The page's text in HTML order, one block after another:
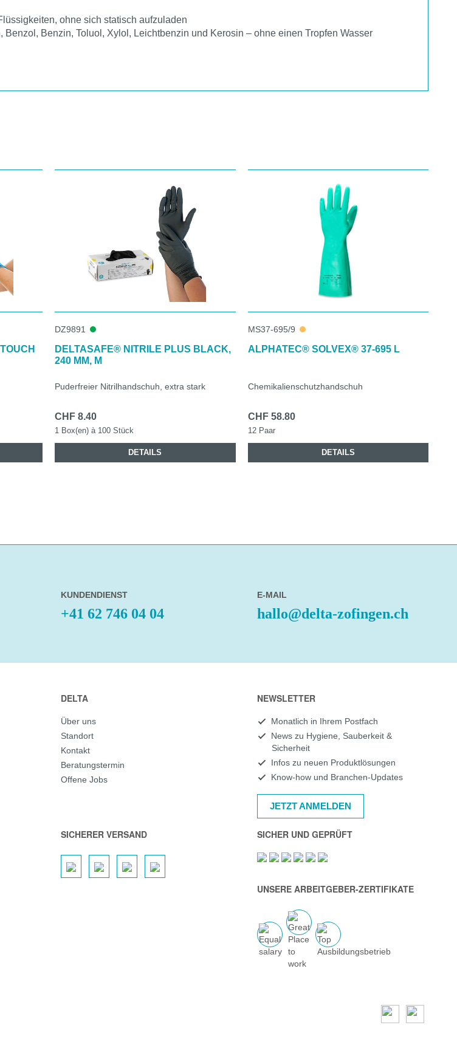
ohne sich statisch aufzuladen
Benzin, Toluol, Xylol, Leichtbenzin und Kerosin – ohne einen Tropfen Wasser
DZ9891
DELTASAFE® NITRILE PLUS BLACK,
240 MM, M
Puderfreier Nitrilhandschuh, extra stark
CHF 8.40
1 Box(en) à 100 Stück
DETAILS
MS37-695/9
ALPHATEC® SOLVEX® 37-695 L
Chemikalienschutzhandschuh
CHF 58.80
12 Paar
DETAILS
KUNDENDIENST
+41 62 746 04 04
E-MAIL
hallo@delta-zofingen.ch
DELTA
Über uns
Standort
Kontakt
Beratungstermin
Offene Jobs
NEWSLETTER
Monatlich in Ihrem Postfach
News zu Hygiene, Sauberkeit &
Sicherheit
Infos zu neuen Produktlösungen
Know-how und Branchen-Updates
JETZT ANMELDEN
SICHERER VERSAND SICHER UND GEPRÜFT
UNSERE ARBEITGEBER-ZERTIFIKATE